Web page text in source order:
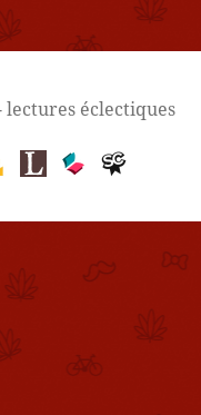
lectures éclectiques